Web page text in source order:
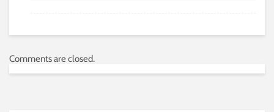
Comments are closed.